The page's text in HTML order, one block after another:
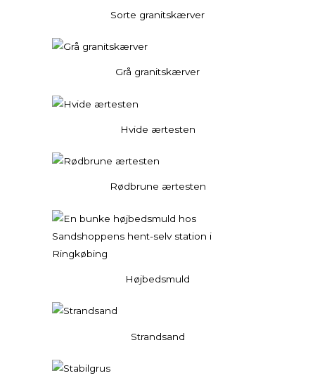
Sorte granitskærver
Grå granitskærver
Hvide ærtesten
Rødbrune ærtesten
Højbedsmuld
Strandsand